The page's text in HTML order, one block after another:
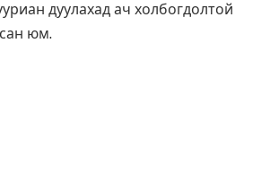
дуулахад ач холбогдолтой
юм.